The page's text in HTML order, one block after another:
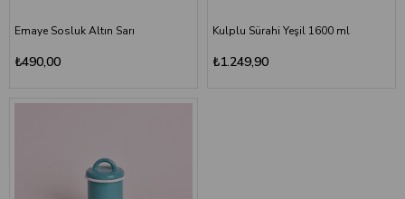
Emaye Sosluk Altın Sarı
₺490,00
Kulplu Sürahi Yeşil 1600 ml
₺1.249,90